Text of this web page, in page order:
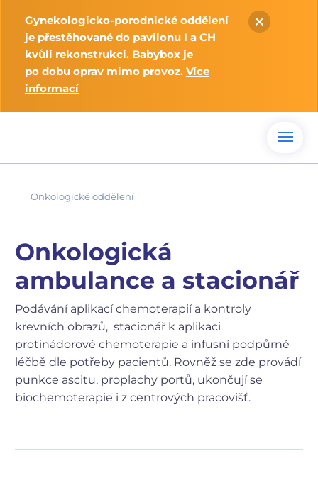
Gynekologicko-porodnické oddělení
je přestěhované do pavilonu I a CH
kvůli rekonstrukci. Babybox je
po dobu oprav mimo provoz. Více
informací
Onkologické oddělení
Onkologická
ambulance a stacionář
Podávání aplikací chemoterapií a kontroly
krevních obrazů, stacionář k aplikaci
protinádorové chemoterapie a infusní podpůrné
léčbě dle potřeby pacientů. Rovněž se zde provádí
punkce ascitu, proplachy portů, ukončují se
biochemoterapie i z centrových pracovišť.